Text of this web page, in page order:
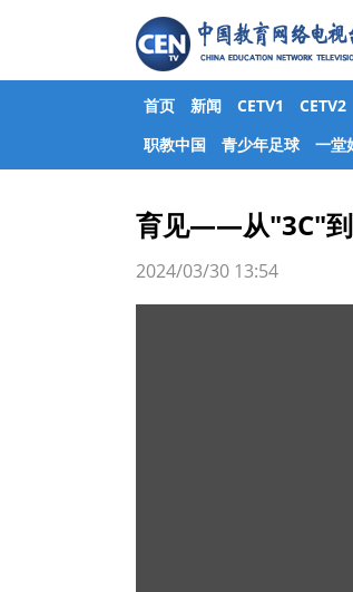
首页 新闻 CETV1 CETV2
职教中国
青少年足球 一堂
育见——从"3C"到
2024/03/30 13:54